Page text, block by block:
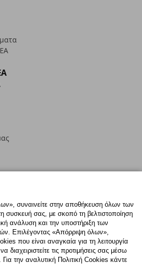
PinterestTwitter
συναινείτε στην αποθήκευση όλων των
συσκευή σας, με σκοπό τη βελτιστοποίηση
ανάλυση και την υποστήριξη των
Επιλέγοντας «Απόρριψη όλων»,
που είναι αναγκαία για τη λειτουργία
διαχειριστείτε τις προτιμήσεις σας μέσω
την αναλυτική Πολιτική Cookies κάντε